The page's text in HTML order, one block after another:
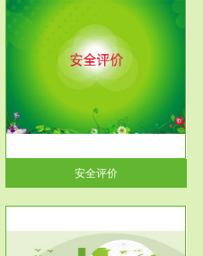
安全评价